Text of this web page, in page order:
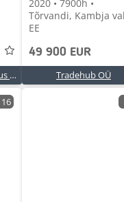
Runso Masinakaubandus OÜ
2020 • 7900h •
Tõrvandi, Kambja
EE
49 900 EUR
Tradehub OÜ
16